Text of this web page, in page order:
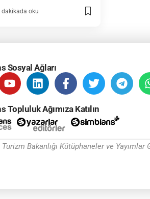
dakikada oku
Sosyal Ağları
Topluluk Ağımıza Katılın
Bakanlığı Kütüphaneler ve